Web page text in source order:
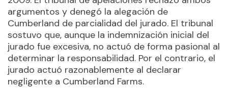
argumentos y denegó la alegación de
Cumberland de parcialidad del jurado. El tribunal
sostuvo que, aunque la indemnización inicial del
jurado fue excesiva, no actuó de forma pasional al
determinar la responsabilidad. Por el contrario, el
jurado actuó razonablemente al declarar
negligente a Cumberland Farms.